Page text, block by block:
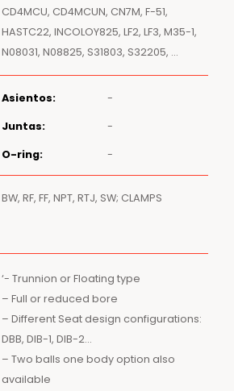
CD4MCU, CD4MCUN, CN7M, F-51,
HASTC22, INCOLOY825, LF2, LF3, M35-1,
N08031, N08825, S31803, S32205, …
Asientos: -
Juntas: -
O-ring: -
BW, RF, FF, NPT, RTJ, SW; CLAMPS
‘- Trunnion or Floating type
– Full or reduced bore
– Different Seat design configurations:
DBB, DIB-1, DIB-2…
– Two balls one body option also
available